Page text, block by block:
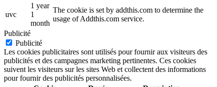
uvc
1 year
1
month
The cookie is set by addthis.com to determine the
usage of Addthis.com service.
Publicité
Publicité
Les cookies publicitaires sont utilisés pour fournir aux visiteurs des
publicités et des campagnes marketing pertinentes. Ces cookies
suivent les visiteurs sur les sites Web et collectent des informations
pour fournir des publicités personnalisées.